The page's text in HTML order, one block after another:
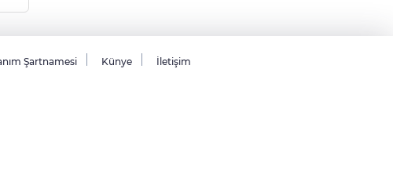
Şartnamesi Künye İletişim